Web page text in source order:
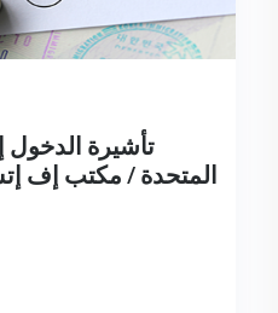
تأشيرة الدخول
المتحدة / مكتب إف